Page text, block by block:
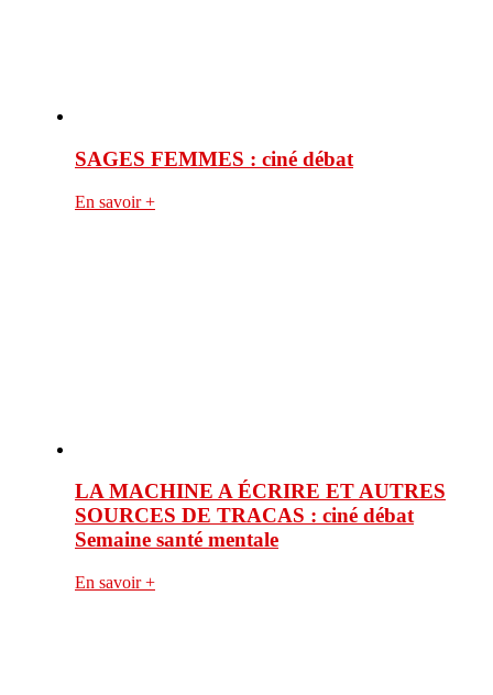
SAGES FEMMES : ciné débat
En savoir +
LA MACHINE A ÉCRIRE ET AUTRES
SOURCES DE TRACAS : ciné débat
Semaine santé mentale
En savoir +